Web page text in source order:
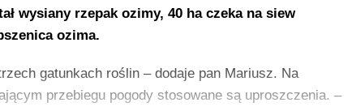
wysiany rzepak ozimy, 40 ha czeka na siew
ozima.
gatunkach roślin – dodaje pan Mariusz. Na
przebiegu pogody stosowane są uproszczenia. –